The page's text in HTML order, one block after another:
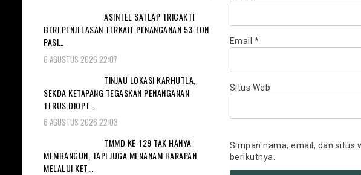
Email *
Situs Web
Simpan nama, email, dan situs
berikutnya.
ASINTEL SATLAP TRICAKTI
BERI PENJELASAN TERKAIT PENANGANAN 53 TON
PASI…
6 AGUSTUS 2026 22:07
TINJAU LOKASI KARHUTLA,
SEKDA KETAPANG TEGASKAN PENANGANAN
TERUS DIOPT…
6 AGUSTUS 2026 22:03
TMMD KE-129 TAK HANYA
MEMBANGUN, TAPI JUGA MENANAM HARAPAN
MELALUI KET…